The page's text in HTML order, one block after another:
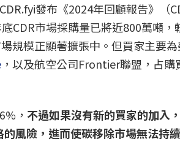
發布《2024年回顧報告》（
CDR市場採購量已將近800萬噸，
規模正顯著擴張中。但買家主要
，以及航空公司Frontier聯盟，占購
， 不過如果沒有新的買家的加入
風險，進而使碳移除市場無法持